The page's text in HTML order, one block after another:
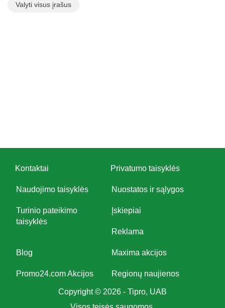
Valyti visus įrašus
Kontaktai Privatumo taisyklės
Naudojimo taisyklės Nuostatos ir sąlygos
Turinio pateikimo
taisyklės
Įskiepiai
Reklama
Blog Maxima akcijos
Promo24.com Akcijos Regionų naujienos
Copyright © 2026 - Tipro, UAB